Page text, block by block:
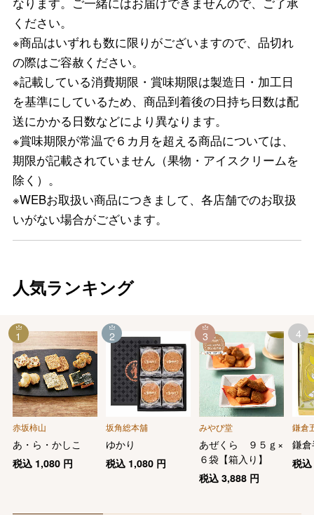
ください。
※商品はいずれも数に限りがございますので、品切れ
の際はご容赦ください。
※記載している消費期限・賞味期限は製造日・加工日
を基準にしているため、商品到着後の日持ち日数は配
送にかかる日数などにより異なります。
※賞味期限が常温で６カ月を超える商品については、
期限が記載されていません（果物・アイスクリームを
除く）。
※WEBお取扱い商品につきまして、各店舗でのお取扱
いがない場合がございます。
人気ランキング
赤坂柿山
あ・ら・かしこ
税込 1,080円
1
坂角総本舖
ゆかり
税込 1,080 円
2
みやび堂
あぜくら ９５ｇ×
６袋【箱入り】
税込3,888 円
3
鎌倉
鎌
税
4